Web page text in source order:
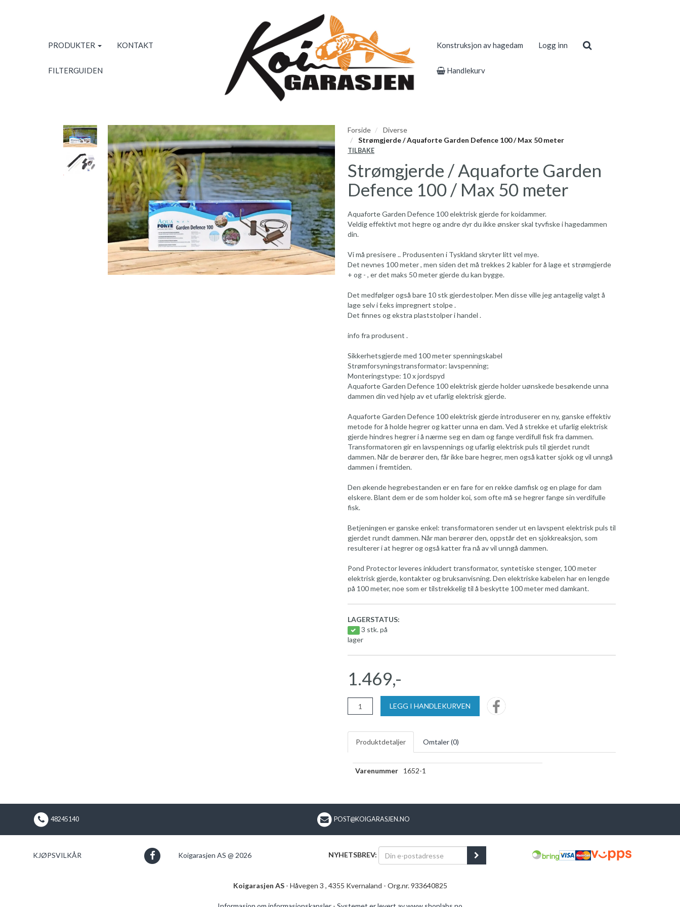
PRODUKTER KONTAKT
FILTERGUIDEN
Konstruksjon av hagedam Logg inn
Handlekurv
Forside
Diverse
Strømgjerde / Aquaforte Garden Defence 100 / Max 50 meter
TILBAKE
Strømgjerde / Aquaforte Garden
Defence 100 / Max 50 meter
Aquaforte Garden Defence 100 elektrisk gjerde for koidammer.
Veldig effektivt mot hegre og andre dyr du ikke ønsker skal tyvfiske i hagedammen
din.
Vi må presisere .. Produsenten i Tyskland skryter litt vel mye.
Det nevnes 100 meter , men siden det må trekkes 2 kabler for å lage et strømgjerde
+ og - , er det maks 50 meter gjerde du kan bygge.
Det medfølger også bare 10 stk gjerdestolper. Men disse ville jeg antagelig valgt å
lage selv i f.eks impregnert stolpe .
Det finnes og ekstra plaststolper i handel .
info fra produsent .
Sikkerhetsgjerde med 100 meter spenningskabel
Strømforsyningstransformator: lavspenning;
Monteringstype: 10 x jordspyd
Aquaforte Garden Defence 100 elektrisk gjerde holder uønskede besøkende unna
dammen din ved hjelp av et ufarlig elektrisk gjerde.
Aquaforte Garden Defence 100 elektrisk gjerde introduserer en ny, ganske effektiv
metode for å holde hegrer og katter unna en dam. Ved å strekke et ufarlig elektrisk
gjerde hindres hegrer i å nærme seg en dam og fange verdifull fisk fra dammen.
Transformatoren gir en lavspennings og ufarlig elektrisk puls til gjerdet rundt
dammen. Når de berører den, får ikke bare hegrer, men også katter sjokk og vil unngå
dammen i fremtiden.
Den økende hegrebestanden er en fare for en rekke damfisk og en plage for dam
elskere. Blant dem er de som holder koi, som ofte må se hegrer fange sin verdifulle
fisk.
Betjeningen er ganske enkel: transformatoren sender ut en lavspent elektrisk puls til
gjerdet rundt dammen. Når man berører den, oppstår det en sjokkreaksjon, som
resulterer i at hegrer og også katter fra nå av vil unngå dammen.
Pond Protector leveres inkludert transformator, syntetiske stenger, 100 meter
elektrisk gjerde, kontakter og bruksanvisning. Den elektriske kabelen har en lengde
på 100 meter, noe som er tilstrekkelig til å beskytte 100 meter med damkant.
LAGERSTATUS:
3 stk. på
lager
1.469,-
LEGG I HANDLEKURVEN
Produktdetaljer Omtaler (0)
Varenummer 1652-1
48245140 POST@KOIGARASJEN.NO
KJØPSVILKÅR Koigarasjen AS @ 2026 NYHETSBREV:
Koigarasjen AS- Håvegen 3 , 4355 Kvernaland - Org.nr. 933640825